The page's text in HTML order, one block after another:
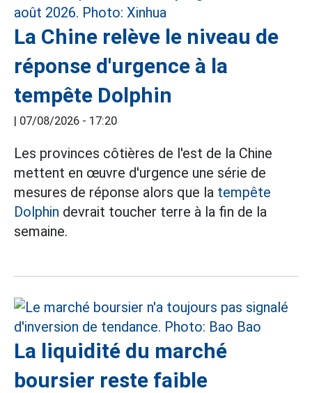
La Chine relève le niveau de
réponse d'urgence à la
tempête Dolphin
| 07/08/2026 - 17:20
Les provinces côtières de l'est de la Chine
mettent en œuvre d'urgence une série de
mesures de réponse alors que la tempête
Dolphin devrait toucher terre à la fin de la
semaine.
La liquidité du marché
boursier reste faible